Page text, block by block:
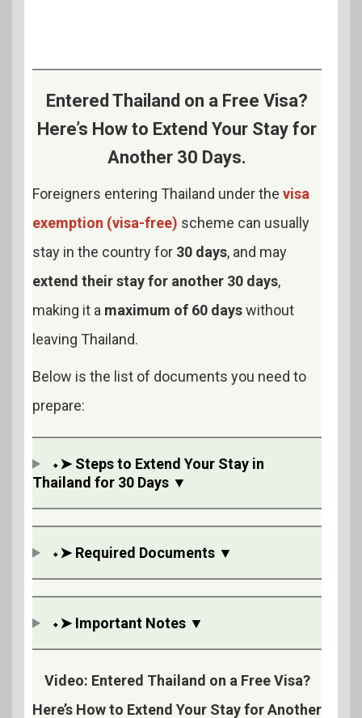
Entered Thailand on a Free Visa?
Here’s How to Extend Your Stay for
Another 30 Days.
Foreigners entering Thailand under the visa
exemption (visa-free) scheme can usually
stay in the country for 30 days, and may
extend their stay for another 30 days,
making it a maximum of 60 dayswithout
leaving Thailand.
Below is the list of documents you need to
prepare:
⬩➤ Steps to Extend Your Stay in
Thailand for 30 Days ▼
⬩➤ Required Documents ▼
⬩➤ Important Notes ▼
Video: Entered Thailand on a Free Visa?
Here’s How to Extend Your Stay for Another